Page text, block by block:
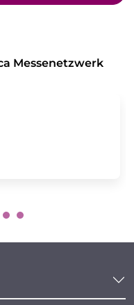
Messenetzwerk